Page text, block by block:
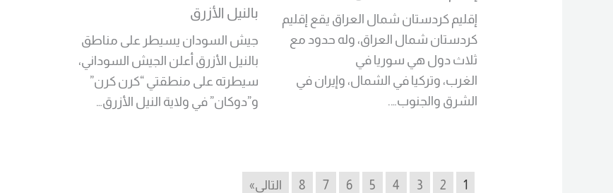
إقليم كردستان شمال العراق يقع إقليم
كردستان شمال العراق، وله حدود مع
ثلاث دول هي سوريا في
الغرب، وتركيا في الشمال، وإيران في
الشرق والجنوب….
بالنيل الأزرق
جيش السودان يسيطر على مناطق
بالنيل الأزرق أعلن الجيش السوداني،
سيطرته على منطقتي “كرن كرن”
و”دوكان” في ولاية النيل الأزرق…
1
2
3
4
5
6
7
8 التالي»